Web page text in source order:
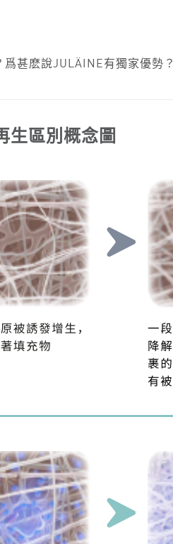
甚麽說JULÄINE有獨家優勢？
生區別概念圖